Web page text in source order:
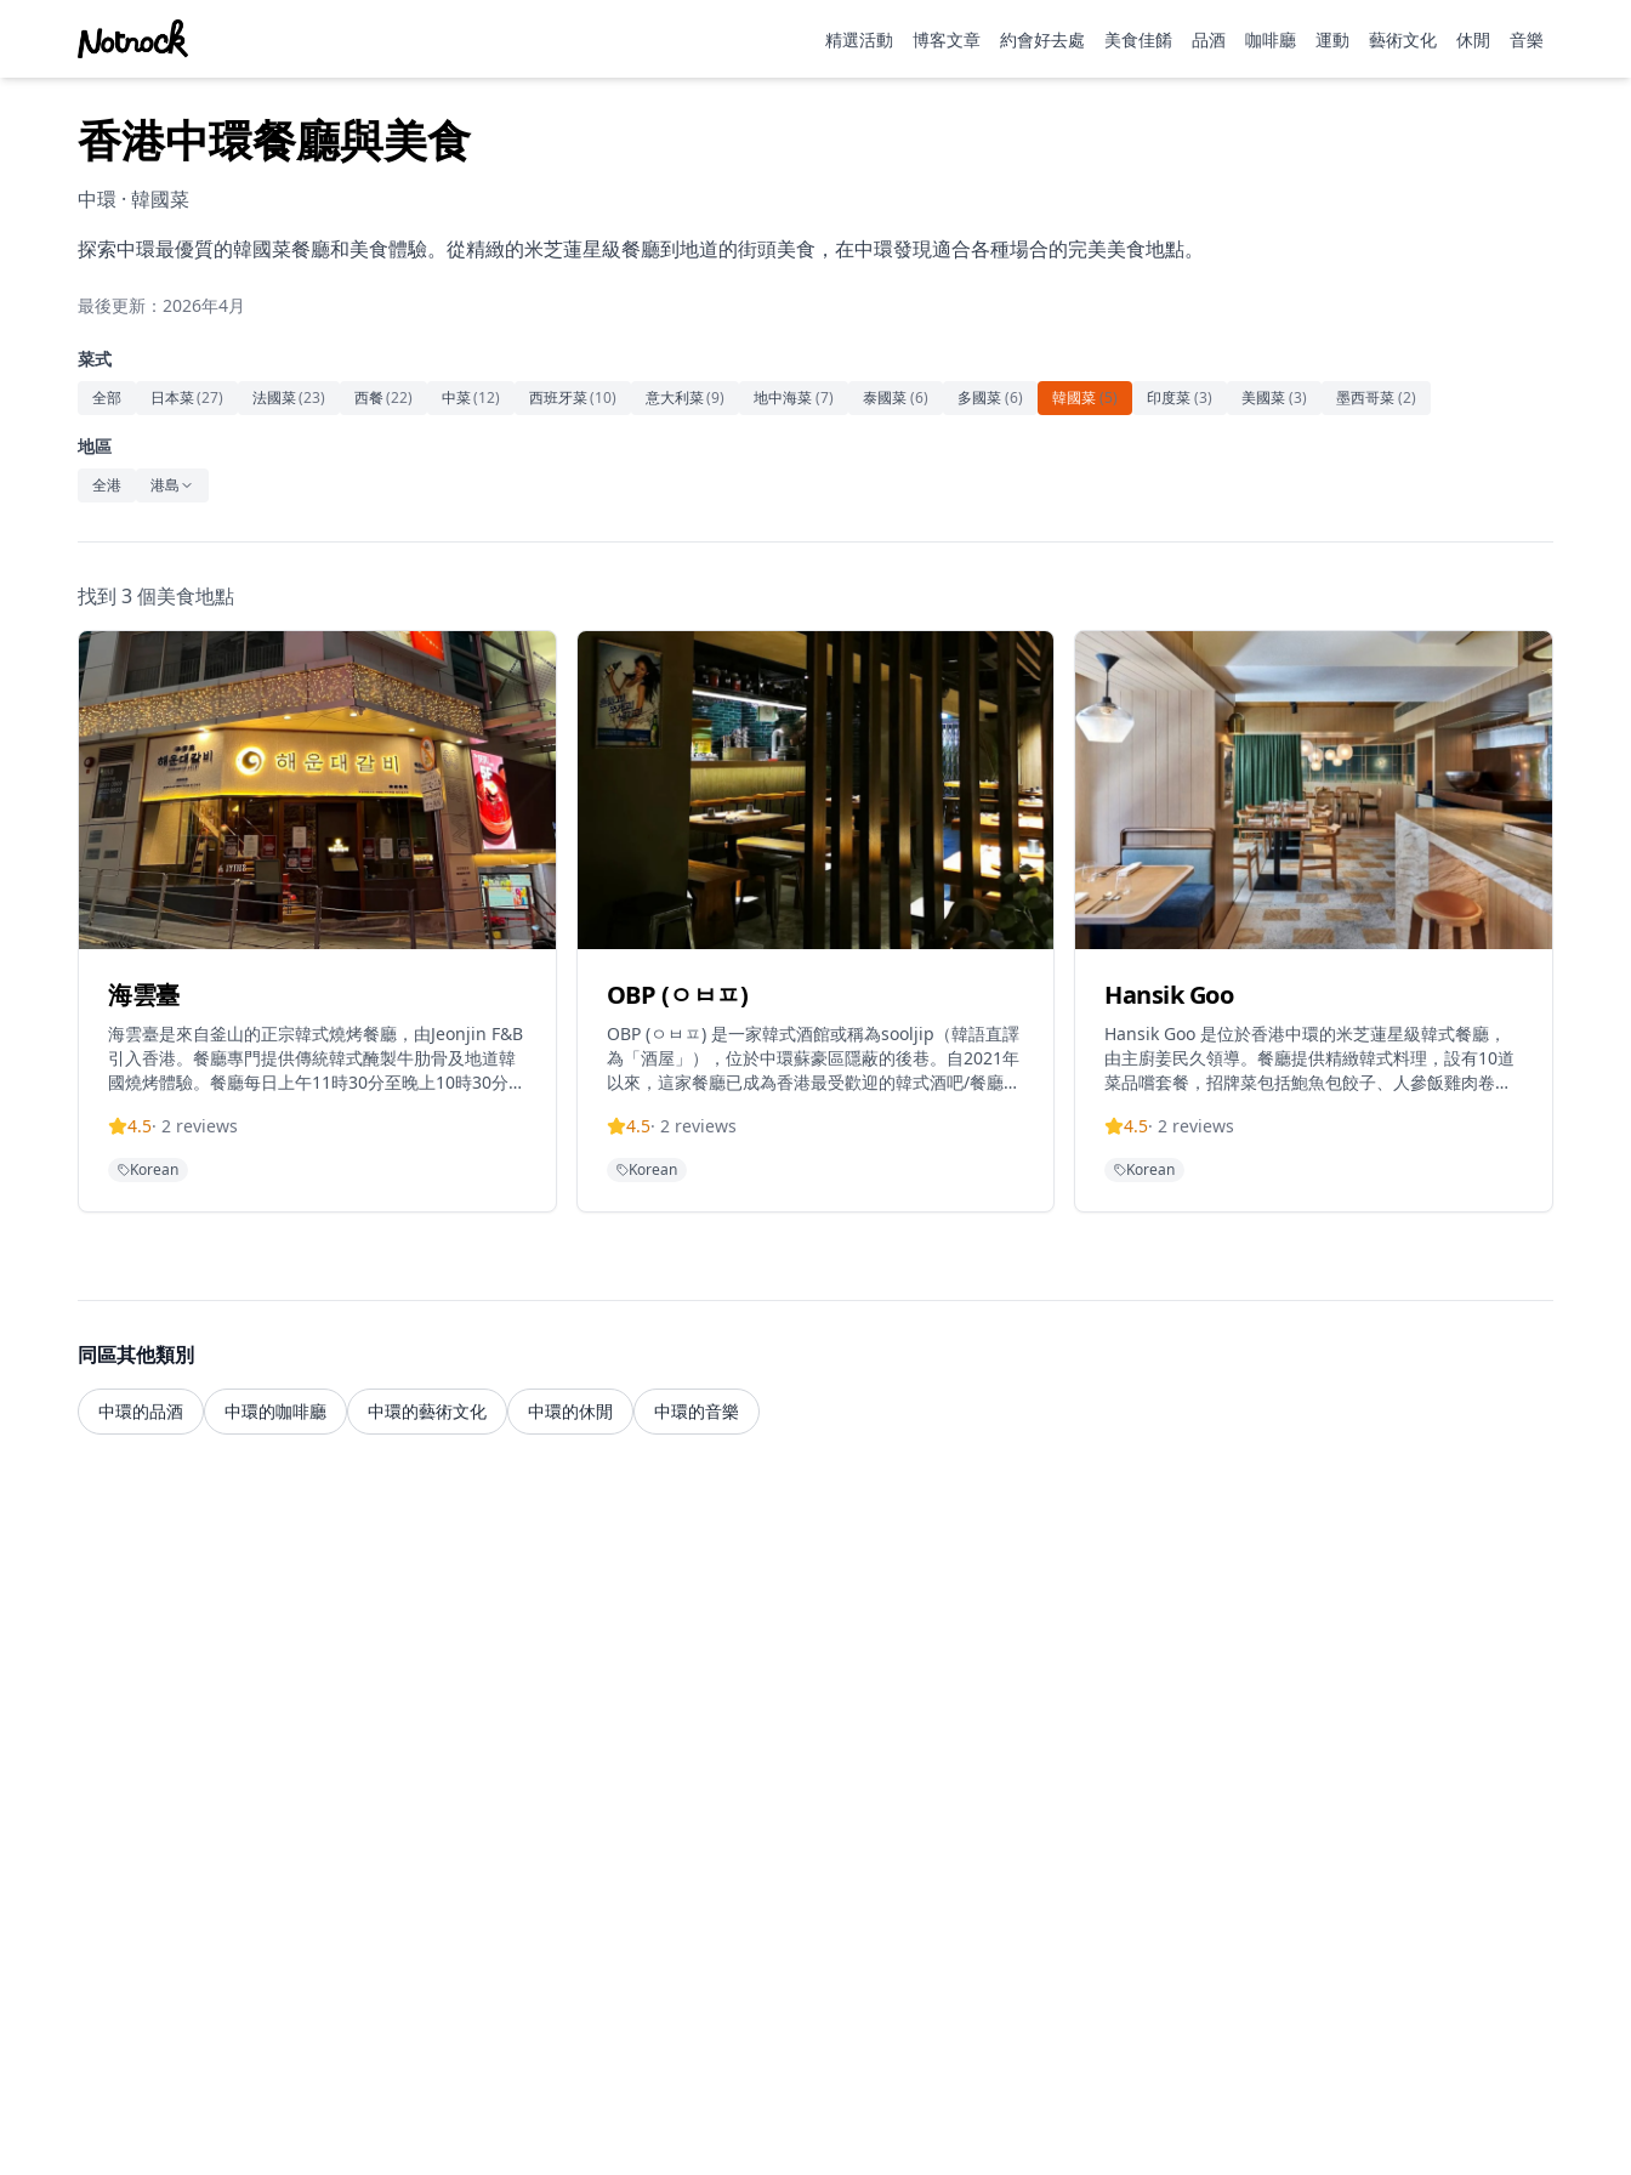
精選活動 博客文章 約會好去處 美食佳餚 品酒 咖啡廳 運動 藝術文化 休閒 音樂
香港中環餐廳與美食
中環 · 韓國菜
探索中環最優質的韓國菜餐廳和美食體驗。從精緻的米芝蓮星級餐廳到地道的街頭美食，在中環發現適合各種場合的完美美食地點。
最後更新：2026年4月
菜式
全部 日本菜(27) 法國菜(23) 西餐(22) 中菜(12) 西班牙菜(10) 意大利菜(9) 地中海菜(7) 泰國菜(6) 多國菜(6) 韓國菜(5) 印度菜(3) 美國菜(3) 墨西哥菜(2)
地區
全港 港島
找到 3 個美食地點
海雲臺
海雲臺是來自釜山的正宗韓式燒烤餐廳，由Jeonjin F&B
引入香港。餐廳專門提供傳統韓式醃製牛肋骨及地道韓
國燒烤體驗。餐廳每日上午11時30分至晚上10時30分營
用。菜單以優質韓式燒烤為主，午餐價格約為港幣200-
帶，海雲臺將釜山著名的燒烤文化帶到香港。
4.5· 2 reviews
Korean
OBP (ㅇㅂㅍ)
OBP (ㅇㅂㅍ) 是一家韓式酒館或稱為sooljip（韓語直譯
為「酒屋」），位於中環蘇豪區隱蔽的後巷。自2021年
以來，這家餐廳已成為香港最受歡迎的韓式酒吧/餐廳之
帳篷馬車氛圍。OBP僅接受即場入座，不接受預訂，每
食物，包括招牌菜如泡菜煎餅、無骨炸雞、海鮮煎餅和
韓式料理和熱鬧氛圍的熱門目的地。
4.5· 2 reviews
Korean
Hansik Goo
Hansik Goo 是位於香港中環的米芝蓮星級韓式餐廳，
由主廚姜民久領導。餐廳提供精緻韓式料理，設有10道
菜品嚐套餐，招牌菜包括鮑魚包餃子、人參飯雞肉卷和
正宗韓式風味並加入創意元素。這家小型餐廳設計簡約
用餐時段。
4.5· 2 reviews
Korean
同區其他類別
中環的品酒 中環的咖啡廳 中環的藝術文化 中環的休閒 中環的音樂